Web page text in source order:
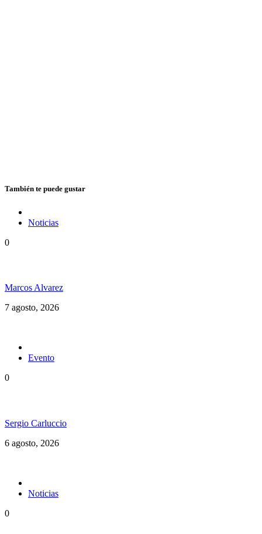
También te puede gustar
Noticias
0
Marcos Alvarez
7 agosto, 2026
Evento
0
Sergio Carluccio
6 agosto, 2026
Noticias
0